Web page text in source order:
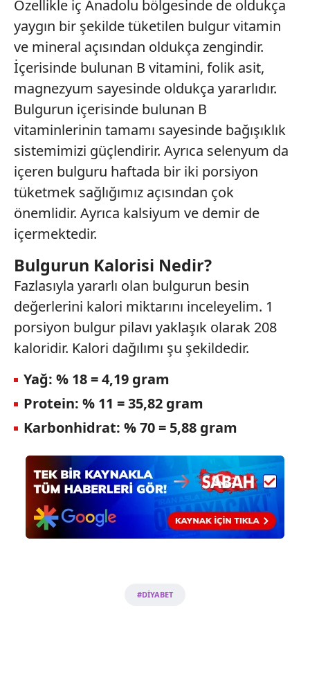
verileriniz işlenmekte olup gerekli olan çerezler bilgi
toplumu hizmetlerinin sunulması amacıyla
kullanılmaktadır. Diğer çerezler, sitemizin daha işlevsel
kılınması ve kişiselleştirilmesi ve sizlere yönelik
reklam/pazarlama faaliyetlerinin yapılması, amaçlarıyla
sınırlı olarak açık rızanız dahilinde kullanılacaktır.
Çerezlere ilişkin tercihlerinizi aşağıda yer alan panel
vasıtasıyla belirleyebilirsiniz. Çerezlere ilişkin detaylı bilgi
için Ayarlar butonuna tıklayabilir,Çerez Bilgilendirme
Metnimizi
ziyaret edebilirsiniz.
6698 sayılı Kişisel Verilerin Korunması Kanunu uyarınca
hazırlanmış Aydınlatma Metnimizi okumak ve sitemizde
almak için lütfen
tıklayınız.
Özellikle iç Anadolu bölgesinde de oldukça
yaygın bir şekilde tüketilen bulgur vitamin
ve mineral açısından oldukça zengindir.
İçerisinde bulunan B vitamini, folik asit,
magnezyum sayesinde oldukça yararlıdır.
Bulgurun içerisinde bulunan B
vitaminlerinin tamamı sayesinde bağışıklık
sistemimizi güçlendirir. Ayrıca selenyum da
içeren bulguru haftada bir iki porsiyon
tüketmek sağlığımız açısından çok
önemlidir. Ayrıca kalsiyum ve demir de
içermektedir.
Bulgurun Kalorisi Nedir?
Fazlasıyla yararlı olan bulgurun besin
değerlerini kalori miktarını inceleyelim. 1
porsiyon bulgur pilavı yaklaşık olarak 208
kaloridir. Kalori dağılımı şu şekildedir.
Yağ: % 18 = 4,19 gram
Protein: % 11 = 35,82 gram
Karbonhidrat: % 70 = 5,88 gram
#DİYABET